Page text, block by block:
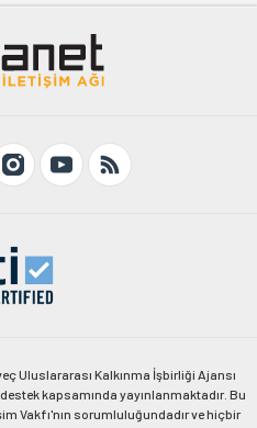
Uluslararası Kalkınma İşbirliği Ajansı
kapsamında yayınlanmaktadır. Bu
Vakfı'nın sorumluluğundadır ve hiçbir